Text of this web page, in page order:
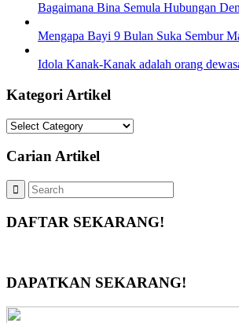
Bagaimana Bina Semula Hubungan
Mengapa Bayi 9 Bulan Suka Sembur
Idola Kanak-Kanak adalah orang
Kategori Artikel
Kategori
Carian Artikel
DAFTAR SEKARANG!
DAPATKAN SEKARANG!